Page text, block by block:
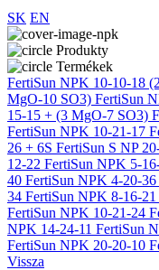
SK EN
Produkty
Termékek
FertiSun NPK 10-10-18
MgO-10 SO3) FertiSun
15-15 + (3 MgO-7 SO3)
FertiSun NPK 10-21-17
26 + 6S FertiSun S NP
12-22 FertiSun NPK 5-
40 FertiSun NPK 4-20-36
34 FertiSun NPK 8-16-21
FertiSun NPK 10-21-24
NPK 14-24-11 FertiSun
FertiSun NPK 20-20-10
Vissza